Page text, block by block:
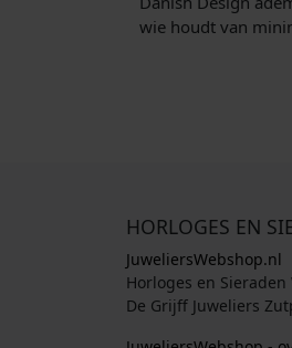
wie houdt van
HORLOGES EN
JuweliersWebshop.nl
Horloges en Sieraden
De Grijff Juweliers